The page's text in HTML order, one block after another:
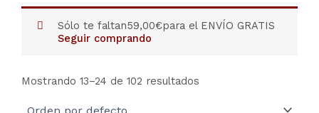
Sólo te faltan59,00€para el ENVÍO GRATIS
Seguir comprando
Mostrando 13–24 de 102 resultados